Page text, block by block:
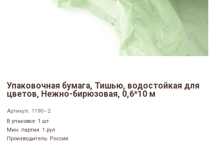
Упаковочная бумага, Тишью, водостойкая для
цветов, Нежно-бирюзовая, 0,6*10 м
Артикул: 1190—2
В упаковке: 1 шт.
Мин. партия: 1 рул
Производитель: Россия